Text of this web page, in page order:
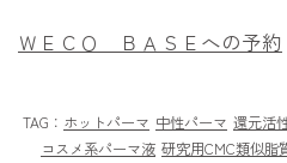
ＷＥＣＯ ＢＡＳＥへの予約
TAG： ホットパーマ 中性パーマ 還元活
コスメ系パーマ液 研究用CMC類似脂